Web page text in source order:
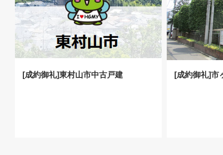
[成約御礼]東村山市中古戸建 [成約御礼]市